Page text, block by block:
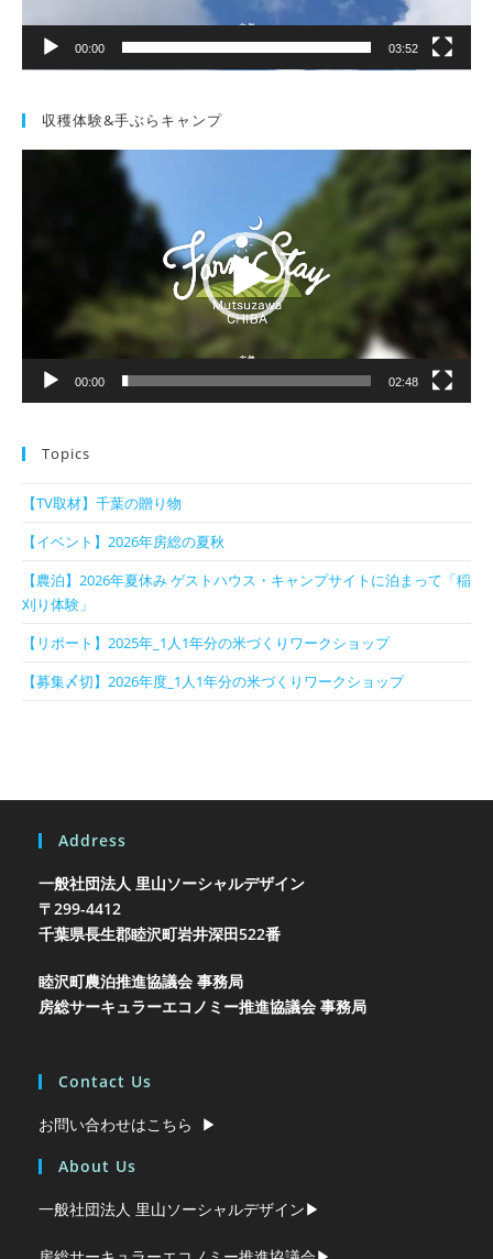
00:00 03:52
収穫体験&手ぶらキャンプ
00:00 02:48
Topics
【TV取材】千葉の贈り物
【イベント】2026年房総の夏秋
【農泊】2026年夏休み ゲストハウス・キャンプサイトに泊まって「稲
刈り体験」
【リポート】2025年_1人1年分の米づくりワークショップ
【募集〆切】2026年度_1人1年分の米づくりワークショップ
Address
一般社団法人 里山ソーシャルデザイン
〒299-4412
千葉県長生郡睦沢町岩井深田522番
睦沢町農泊推進協議会 事務局
房総サーキュラーエコノミー推進協議会 事務局
Contact Us
お問い合わせはこちら ▶︎
About Us
一般社団法人 里山ソーシャルデザイン▶︎